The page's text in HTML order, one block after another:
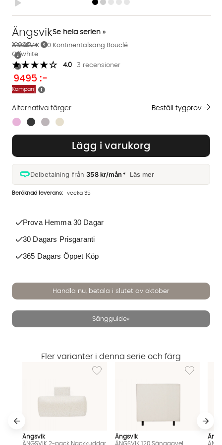
ÄNGSVIK 140 Kontinentalsäng Bouclé
Offwhite
ÄngsvikSe hela serien »
4.0 3 recensioner
9495 :-
12995 :-
Kampanj
Lägg i varukorg
Delbetalning från 358 kr/mån* Läs mer
Beräknad leverans: vecka 35
Alternativa färger
Finns även i dessa färger:
Beställ tygprov
Prova Hemma 30 Dagar
30 Dagars Prisgaranti
365 Dagars Öppet Köp
Handla nu, betala i slutet av oktober
Sängguide»
Fler varianter i denna serie och färg
Lägg till i önskelista: ÄNGSVIK 2-pack
Ängsvik
ÄNGSVIK 2-pack Nackkuddar
Lägg till i
Ängsvik
ÄNGSVIK 120 Sänggavel